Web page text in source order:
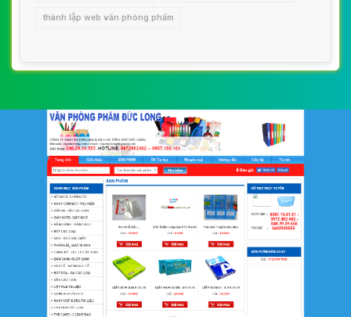
thành lập web văn phòng phẩm